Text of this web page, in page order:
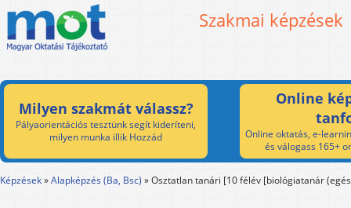
Szakmai képzések
Milyen szakmát válassz?
Pályaorientációs tesztünk segít kideríteni,
milyen munka illik Hozzád
Online
Online oktatás, e-
és válogass 165+
Képzések»Alapképzés (Ba, Bsc) »Osztatlan tanári [10 félév [biológiatanár